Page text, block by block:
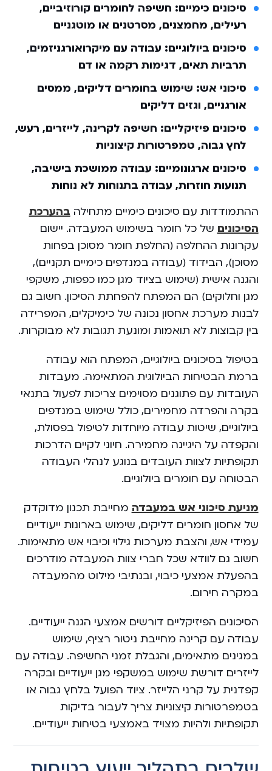
סיכונים כימיים: חשיפה לחומרים קורוזיביים,
רעילים, מחמצנים, מסרטנים או מוטגניים
סיכונים ביולוגיים: עבודה עם מיקרואורגניזמים,
תרביות תאים, דגימות רקמה או דם
סיכוני אש: שימוש בחומרים דליקים, ממסים
אורגניים, וגזים דליקים
סיכונים פיזיקליים: חשיפה לקרינה, לייזרים, רעש,
לחץ גבוה, טמפרטורות קיצוניות
סיכונים ארגונומיים: עבודה ממושכת בישיבה,
תנועות חוזרות, עבודה בתנוחות לא נוחות
ההתמודדות עם סיכונים כימיים מתחילה בהערכת
הסיכונים של כל חומר בשימוש המעבדה. יישום
עקרונות ההחלפה (החלפת חומר מסוכן בפחות
מסוכן), הבידוד (עבודה במנדפים כימיים תקניים),
והגנה אישית (שימוש בציוד מגן כמו כפפות, משקפי
מגן וחלוקים) הם המפתח להפחתת הסיכון. חשוב גם
לבנות מערכת אחסון נכונה של כימיקלים, המפרידה
בין קבוצות לא תואמות ומונעת תגובות לא מבוקרות.
בטיפול בסיכונים ביולוגיים, המפתח הוא עבודה
ברמת הבטיחות הביולוגית המתאימה. מעבדות
העובדות עם פתוגנים מסוימים צריכות לפעול בתנאי
בקרה והפרדה מחמירים, כולל שימוש במנדפים
ביולוגיים, שיטות עבודה מיוחדות לטיפול בפסולת,
והקפדה על היגיינה מחמירה. חיוני לקיים הדרכות
תקופתיות לצוות העובדים בנוגע לנהלי העבודה
הבטוחה עם חומרים ביולוגיים.
מניעת סיכוני אש במעבדה מחייבת תכנון מדוקדק
של אחסון חומרים דליקים, שימוש בארונות ייעודיים
עמידי אש, והצבת מערכות גילוי וכיבוי אש מתאימות.
חשוב גם לוודא שכל חברי צוות המעבדה מודרכים
בהפעלת אמצעי כיבוי, ובנתיבי מילוט מהמעבדה
במקרה חירום.
הסיכונים הפיזיקליים דורשים אמצעי הגנה ייעודיים.
עבודה עם קרינה מחייבת ניטור רציף, שימוש
במגינים מתאימים, והגבלת זמני החשיפה. עבודה עם
לייזרים דורשת שימוש במשקפי מגן ייעודיים ובקרה
קפדנית על קרני הלייזר. ציוד הפועל בלחץ גבוה או
בטמפרטורות קיצוניות צריך לעבור בדיקות
תקופתיות ולהיות מצויד באמצעי בטיחות ייעודיים.